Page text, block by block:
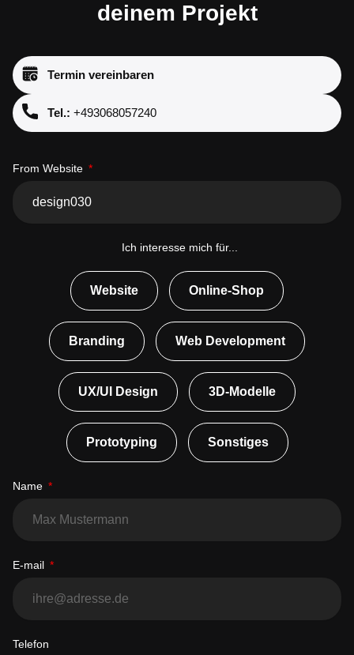
deinem Projekt
Termin vereinbaren
Tel.: +493068057240
From Website
Ich interesse mich für...
Website Online-Shop
Branding Web Development
UX/UI Design 3D-Modelle
Prototyping Sonstiges
Name
E-mail
Telefon